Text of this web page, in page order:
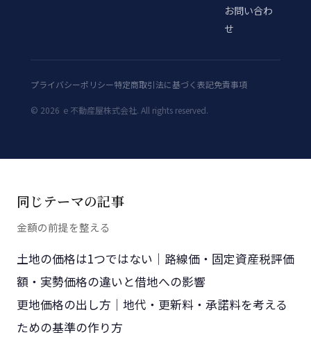
お問い合わ
せ
プライバシーポリシー特定商取引法に基づく表記免責事項
© 2026 ｅ不動産屋株式会社. All rights reserved.
同じテーマの記事
金額の前提を整える
土地の価格は1つではない｜路線価・固定資産税評価
額・実勢価格の違いと借地への影響
更地価格の出し方｜地代・更新料・承諾料を考える
ための基準の作り方